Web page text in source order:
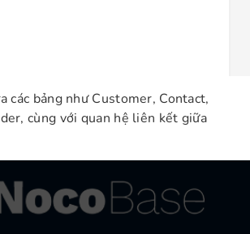
các bảng như Customer, Contact,
cùng với quan hệ liên kết giữa